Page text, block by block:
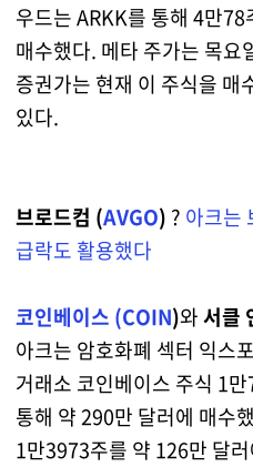
우드는 ARKK를 통해 4만
매수했다. 메타 주가는 목
증권가는 현재 이 주식을 매
있다.
브로드컴 (AVGO) ? 아크는
급락도 활용했다
코인베이스 (COIN)와서클
아크는 암호화폐 섹터 익스
거래소 코인베이스 주식 1
통해 약 290만 달러에 매수
1만3973주를 약 126만 달